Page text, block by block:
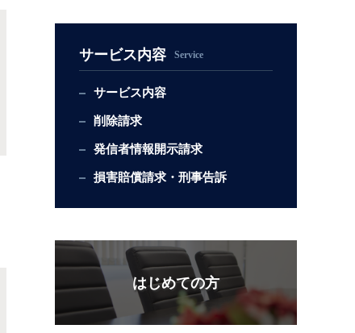
サービス内容 Service
サービス内容
削除請求
発信者情報開示請求
損害賠償請求・刑事告訴
はじめての方